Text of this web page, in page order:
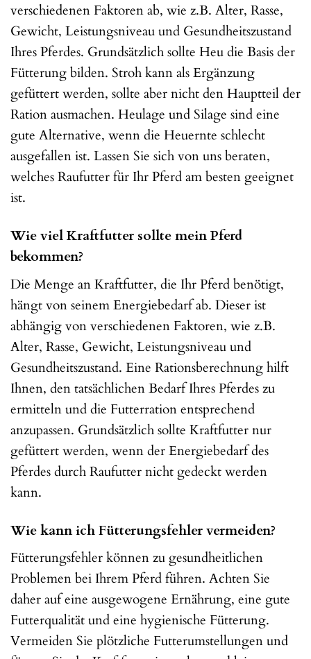
verschiedenen Faktoren ab, wie z.B. Alter, Rasse,
Gewicht, Leistungsniveau und Gesundheitszustand
Ihres Pferdes. Grundsätzlich sollte Heu die Basis der
Fütterung bilden. Stroh kann als Ergänzung
gefüttert werden, sollte aber nicht den Hauptteil der
Ration ausmachen. Heulage und Silage sind eine
gute Alternative, wenn die Heuernte schlecht
ausgefallen ist. Lassen Sie sich von uns beraten,
welches Raufutter für Ihr Pferd am besten geeignet
ist.
Wie viel Kraftfutter sollte mein Pferd
bekommen?
Die Menge an Kraftfutter, die Ihr Pferd benötigt,
hängt von seinem Energiebedarf ab. Dieser ist
abhängig von verschiedenen Faktoren, wie z.B.
Alter, Rasse, Gewicht, Leistungsniveau und
Gesundheitszustand. Eine Rationsberechnung hilft
Ihnen, den tatsächlichen Bedarf Ihres Pferdes zu
ermitteln und die Futterration entsprechend
anzupassen. Grundsätzlich sollte Kraftfutter nur
gefüttert werden, wenn der Energiebedarf des
Pferdes durch Raufutter nicht gedeckt werden
kann.
Wie kann ich Fütterungsfehler vermeiden?
Fütterungsfehler können zu gesundheitlichen
Problemen bei Ihrem Pferd führen. Achten Sie
daher auf eine ausgewogene Ernährung, eine gute
Futterqualität und eine hygienische Fütterung.
Vermeiden Sie plötzliche Futterumstellungen und